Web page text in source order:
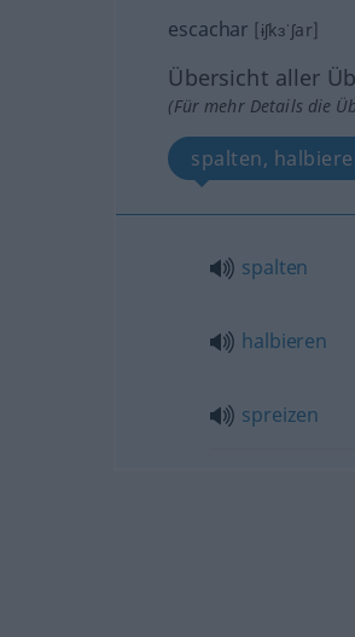
escachar [ɨʃkɜˈʃar]
Übersicht aller
(Für mehr Details die
spalten,
spalten
halbieren
spreizen